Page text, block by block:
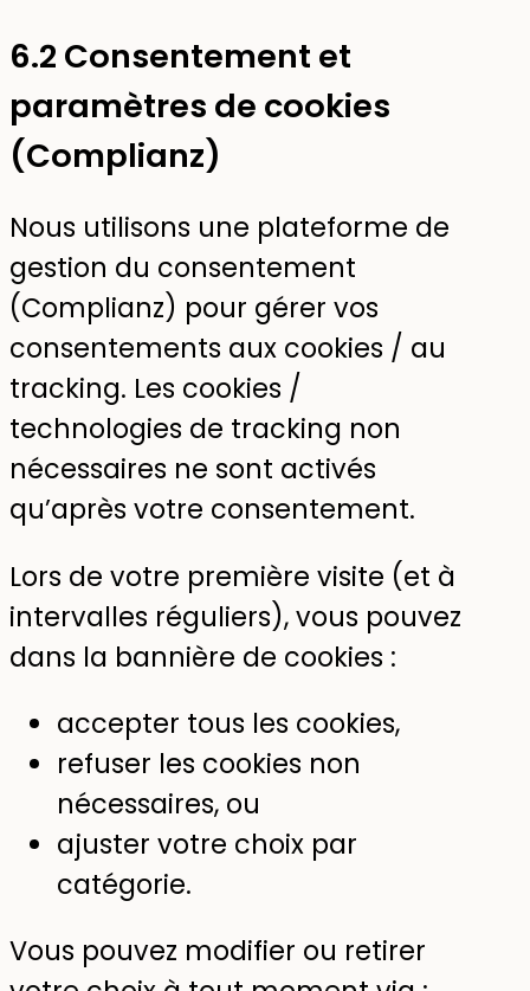
6.2 Consentement et
paramètres de cookies
(Complianz)
Nous utilisons une plateforme de
gestion du consentement
(Complianz) pour gérer vos
consentements aux cookies / au
tracking. Les cookies /
technologies de tracking non
nécessaires ne sont activés
qu’après votre consentement.
Lors de votre première visite (et à
intervalles réguliers), vous pouvez
dans la bannière de cookies :
accepter tous les cookies,
refuser les cookies non
nécessaires, ou
ajuster votre choix par
catégorie.
Vous pouvez modifier ou retirer